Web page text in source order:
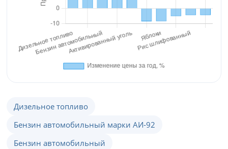
Дизельное топливо
Бензин автомобильный марки АИ-92
Бензин автомобильный